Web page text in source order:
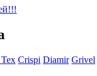
Crispi Diamir Grivel